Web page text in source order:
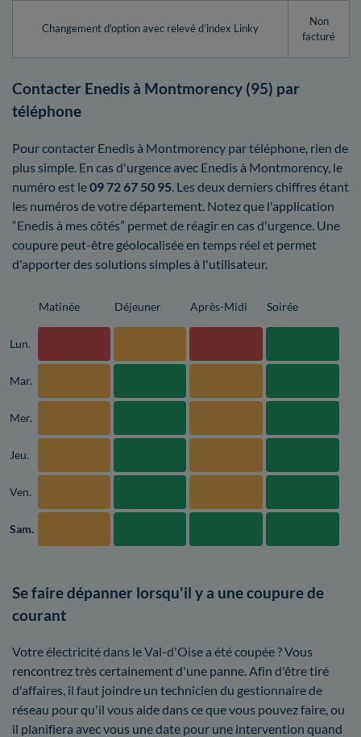
Changement d'option avec relevé d’index Linky
Non
facturé
Contacter Enedis à Montmorency (95) par
téléphone
Pour contacter Enedis à Montmorency par téléphone, rien de
plus simple. En cas d'urgence avec Enedis à Montmorency, le
numéro est le09 72 67 50 95 . Les deux derniers chiffres étant
les numéros de votre département. Notez que l'application
“Enedis à mes côtés” permet de réagir en cas d'urgence. Une
coupure peut-être géolocalisée en temps réel et permet
d'apporter des solutions simples à l'utilisateur.
Matinée Déjeuner Après-Midi Soirée
Lun.
Mar.
Mer.
Jeu.
Ven.
Sam.
Se faire dépanner lorsqu'il y a une coupure de
courant
Votre électricité dans le Val-d'Oise a été coupée ? Vous
rencontrez très certainement d'une panne. Afin d'être tiré
d'affaires, il faut joindre un technicien du gestionnaire de
réseau pour qu'il vous aide dans ce que vous pouvez faire, ou
il planifiera avec vous une date pour une intervention quand